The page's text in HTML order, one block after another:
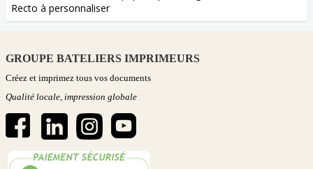
Recto à personnaliser
GROUPE BATELIERS IMPRIMEURS
Créez et imprimez tous vos documents
Qualité locale, impression globale